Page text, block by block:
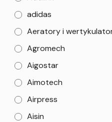
adidas
Aeratory i
Agromech
Aigostar
Aimotech
Airpress
Aisin